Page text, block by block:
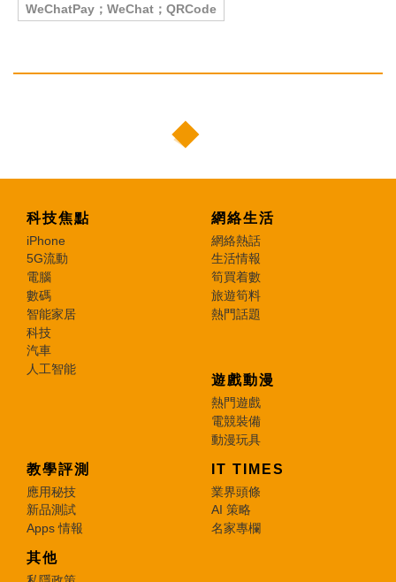
WeChatPay；WeChat；QRCode
科技焦點
iPhone
5G流動
電腦
數碼
智能家居
科技
汽車
人工智能
網絡生活
網絡熱話
生活情報
筍買着數
旅遊筍料
熱門話題
遊戲動漫
熱門遊戲
電競裝備
動漫玩具
教學評測
應用秘技
新品測試
Apps 情報
IT TIMES
業界頭條
AI 策略
名家專欄
其他